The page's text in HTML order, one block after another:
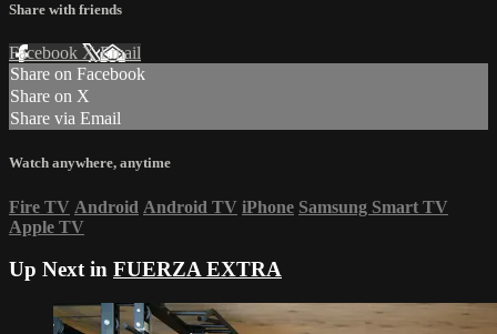
Share with friends
Facebook XEmail
Share on Facebook
Share on X
Share via Email
Watch anywhere, anytime
Fire TV Android Android TV iPhone Samsung Smart TV
Apple TV
Up Next in FUERZA EXTRA